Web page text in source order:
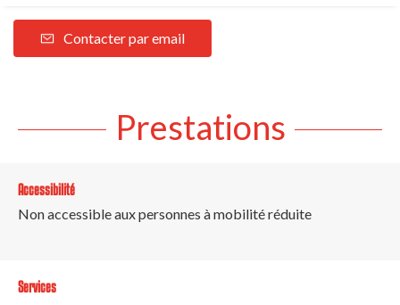
Contacter par email
Prestations
Accessibilité
Non accessible aux personnes à mobilité réduite
Services